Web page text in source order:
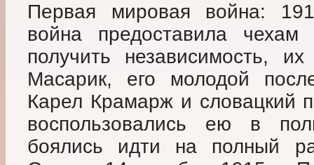
Первая мировая война:
война предоставила
получить независимость,
Масарик, его молодой
Карел Крамарж и словацкий
воспользовались ею в
боялись идти на полный